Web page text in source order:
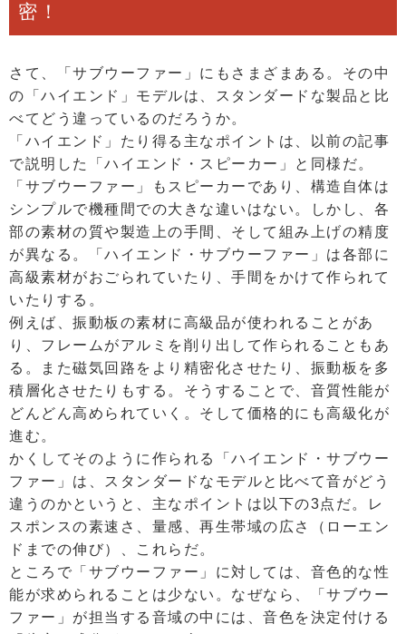
密！
さて、「サブウーファー」にもさまざまある。その中
の「ハイエンド」モデルは、スタンダードな製品と比
べてどう違っているのだろうか。
「ハイエンド」たり得る主なポイントは、以前の記事
で説明した「ハイエンド・スピーカー」と同様だ。
「サブウーファー」もスピーカーであり、構造自体は
シンプルで機種間での大きな違いはない。しかし、各
部の素材の質や製造上の手間、そして組み上げの精度
が異なる。「ハイエンド・サブウーファー」は各部に
高級素材がおごられていたり、手間をかけて作られて
いたりする。
例えば、振動板の素材に高級品が使われることがあ
り、フレームがアルミを削り出して作られることもあ
る。また磁気回路をより精密化させたり、振動板を多
積層化させたりもする。そうすることで、音質性能が
どんどん高められていく。そして価格的にも高級化が
進む。
かくしてそのように作られる「ハイエンド・サブウー
ファー」は、スタンダードなモデルと比べて音がどう
違うのかというと、主なポイントは以下の3点だ。レ
スポンスの素速さ、量感、再生帯域の広さ（ローエン
ドまでの伸び）、これらだ。
ところで「サブウーファー」に対しては、音色的な性
能が求められることは少ない。なぜなら、「サブウー
ファー」が担当する音域の中には、音色を決定付ける